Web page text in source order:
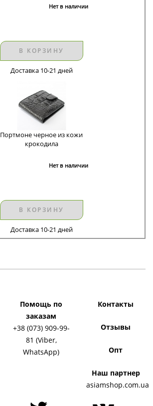
Нет в наличии
В КОРЗИНУ
Доставка 10-21 дней
Портмоне черное из кожи
крокодила
Нет в наличии
В КОРЗИНУ
Доставка 10-21 дней
Помощь по
заказам
+38 (073) 909-99-
81 (Viber,
WhatsApp)
Контакты
Отзывы
Опт
Наш партнер
asiamshop.com.ua